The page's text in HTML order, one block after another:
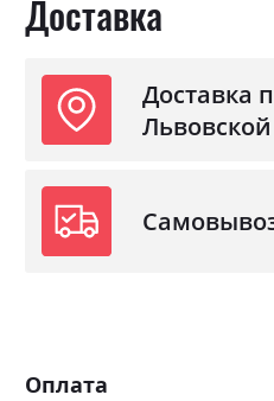
Доставка
Доставка
Оплата